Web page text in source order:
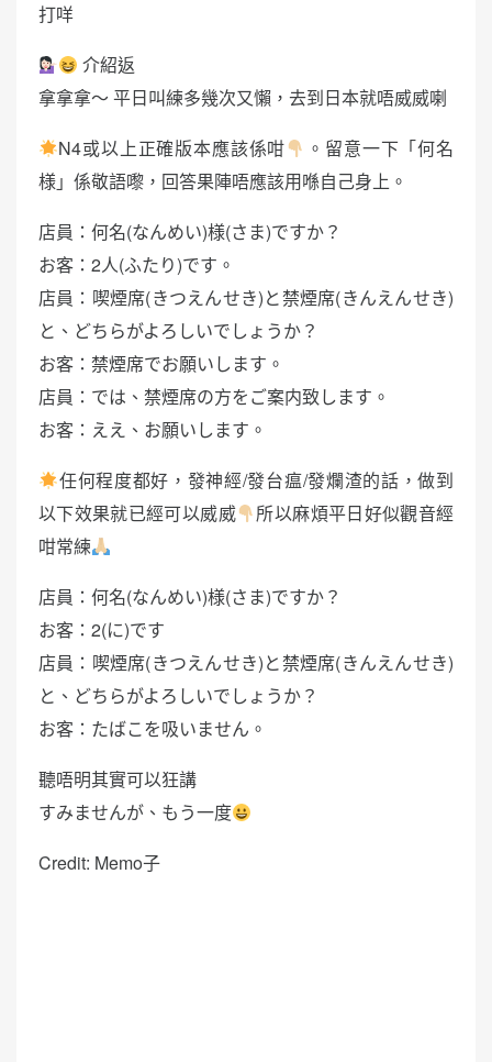
打咩
介紹返
拿拿拿～ 平日叫練多幾次又懶，去到日本就唔威威喇
N4或以上正確版本應該係咁
。留意一下「何名
様」係敬語嚟，回答果陣唔應該用喺自己身上。
店員：何名(なんめい)様(さま)ですか？
お客：2人(ふたり)です。
店員：喫煙席(きつえんせき)と禁煙席(きんえんせき)
と、どちらがよろしいでしょうか？
お客：禁煙席でお願いします。
店員：では、禁煙席の方をご案内致します。
お客：ええ、お願いします。
任何程度都好，發神經/發台瘟/發爛渣的話，做到
以下效果就已經可以威威
所以麻煩平日好似觀音經
咁常練
店員：何名(なんめい)様(さま)ですか？
お客：2(に)です
店員：喫煙席(きつえんせき)と禁煙席(きんえんせき)
と、どちらがよろしいでしょうか？
お客：たばこを吸いません。
聽唔明其實可以狂講
すみませんが、もう一度
Credit: Memo子